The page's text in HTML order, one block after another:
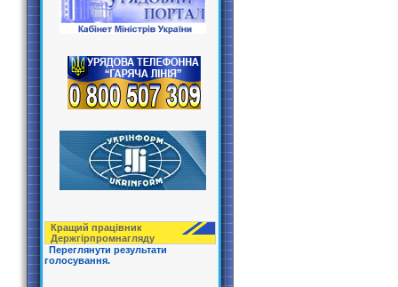
Кращий працівник
Держгірпрoмнагляду
Переглянути результати
голосування.